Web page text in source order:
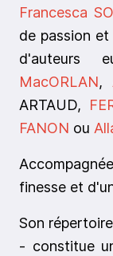
Francesca
de passion
d'auteurs
MacORLAN,
ARTAUD,
FANON ou
finesse et
Son répertoire
- constitue